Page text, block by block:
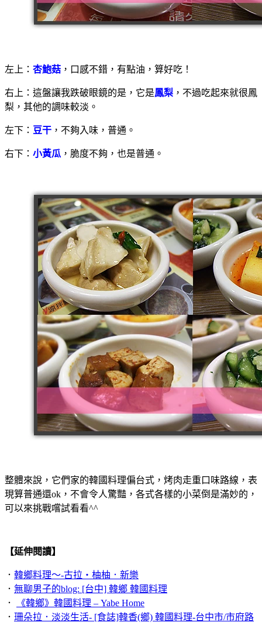
左上： 杏鮑菇 ，口感不錯，有點油，算好吃！
右上：這盤讓我跌破眼鏡的是，它是鳳梨 ，不過吃起來就很鳳
梨，其他的調味較淡。
左下： 豆干 ，不夠入味，普通。
右下： 小黃瓜 ，脆度不夠，也是普通。
整體來說，它們家的韓國料理偏台式，烤肉走重口味路線，表
現算普通還ok，不會令人驚豔，各式各樣的小菜倒是滿妙的，
可以來挑戰嚐試看看^^
【延伸閱讀】
． 韓鄉料理～-古拉‧柚柚．新樂
． 無聊男子的blog: [台中] 韓鄉 韓國料理
．
《韓鄉》韓國料理 – Yabe Home
． 珊朵拉．淡淡生活- [食誌]韓香(鄉) 韓國料理-台中市/市府路